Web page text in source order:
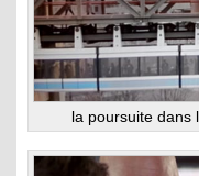
la poursuite